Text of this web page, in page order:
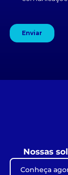
Nossas
Conheça